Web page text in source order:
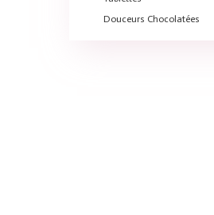
Douceurs Chocolatées